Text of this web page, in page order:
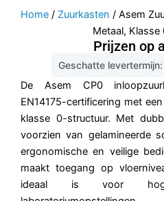
Home / Zuurkasten / Asem
Metaal, Klasse
Prijzen op
Geschatte
De Asem CP0
EN14175-certificering met
klasse 0-structuur. Met
voorzien van gelamineerde
ergonomische en veilige
maakt toegang op
ideaal is voor